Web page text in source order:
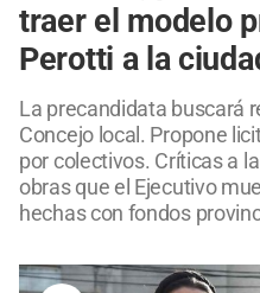
traer el modelo
Perotti a la
La precandidata buscará
Concejo local. Propone
por colectivos. Críticas a
obras que el Ejecutivo
hechas con fondos